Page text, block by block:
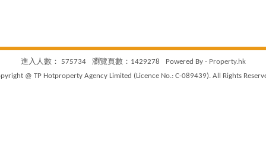
進入人數： 575734 瀏覽頁數：1429278 Powered By - Property.hk
@ TP Hotproperty Agency Limited (Licence No.: C-089439). All Rights